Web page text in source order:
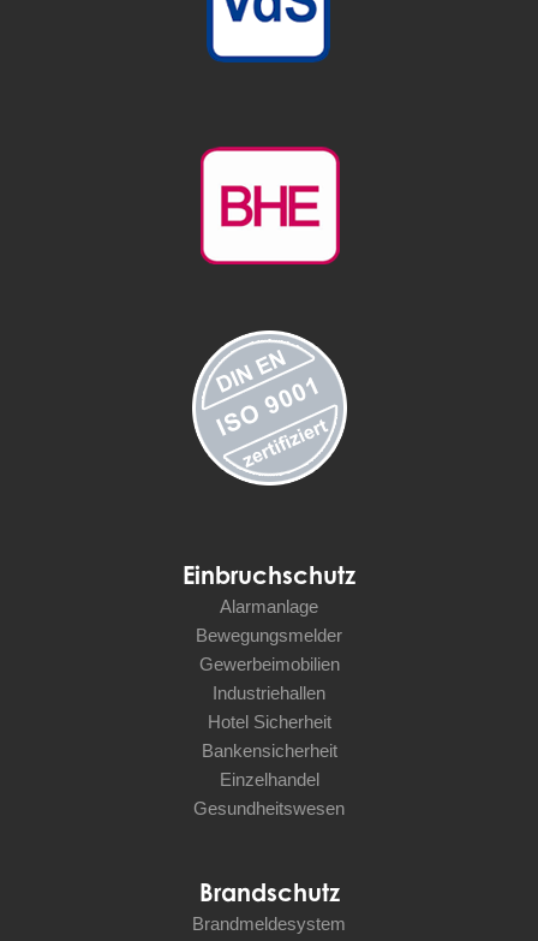
Einbruchschutz
Alarmanlage
Bewegungsmelder
Gewerbeimobilien
Industriehallen
Hotel Sicherheit
Bankensicherheit
Einzelhandel
Gesundheitswesen
Brandschutz
Brandmeldesystem